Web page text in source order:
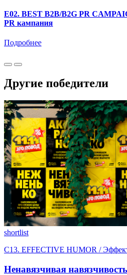
E02. BEST B2B/B2G PR
PR кампания
Подробнее
Другие победители
shortlist
C13. EFFECTIVE HUMOR /
Ненавязчивая навязчивость